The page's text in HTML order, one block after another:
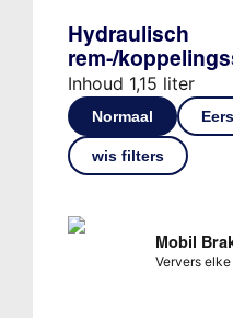
Hydraulisch
rem-/
Inhoud 1,15 liter
Normaal
wis filters
Mobil
Ververs